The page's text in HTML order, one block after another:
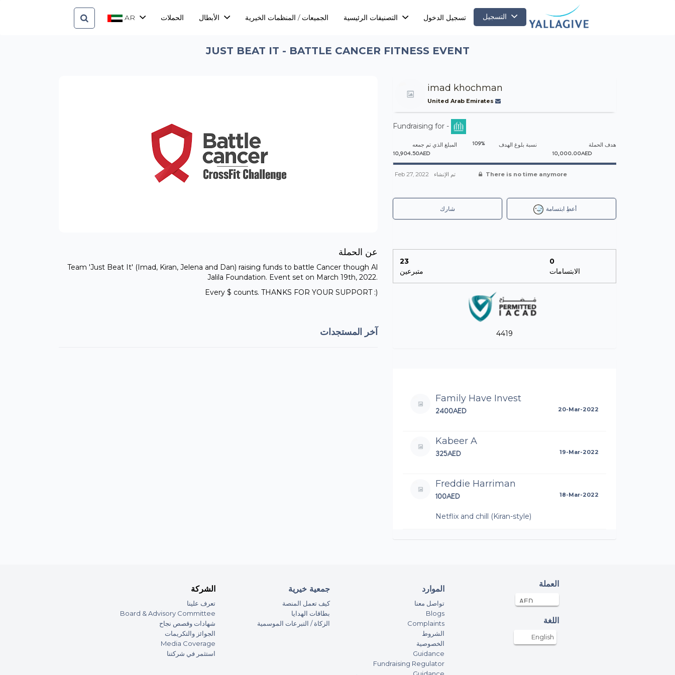
AR الحملات الجميعات / المنظمات الخيرية تسجيل الدخول
JUST BEAT IT - BATTLE CANCER FITNESS EVENT
عن الحملة
Team 'Just Beat It' (Imad, Kiran, Jelena and Dan) raising funds to battle Cancer though Al
Jalila Foundation. Event set on March 19th, 2022.
Every $ counts. THANKS FOR YOUR SUPPORT :)
آخر المستجدات
imad khochman
United Arab Emirates
Fundraising for -
المبلغ الذي تم جمعه
10,904.50AED
نسبة بلوغ الهدف 109% هدف الحملة
10,000.00AED
تم الإنشاء Feb 27, 2022 There is no time anymore
أعطِ ابتسامة شارك
23
متبرعين
0
الابتسامات
4419
Family Have Invest
2400AED 20-Mar-2022
Kabeer A
325AED 19-Mar-2022
Freddie Harriman
100AED 18-Mar-2022
Netflix and chill (Kiran-style)
1000AED
Amazing Kiran Pua “just beat it”
Anonymous
200AED
الشركة
تعرف علينا
Board & Advisory Committee
شهادات وقصص نجاح
الجوائز والتكريمات
Media Coverage
استثمر في شركتنا
جمعية خيرية
كيف تعمل المنصة
بطاقات الهدايا
الزكاة / التبرعات الموسمية
الموارد
تواصل معنا
Blogs
Complaints
الشروط
الخصوصية
Guidance
Fundraising Regulator
العملة
اللغة
English